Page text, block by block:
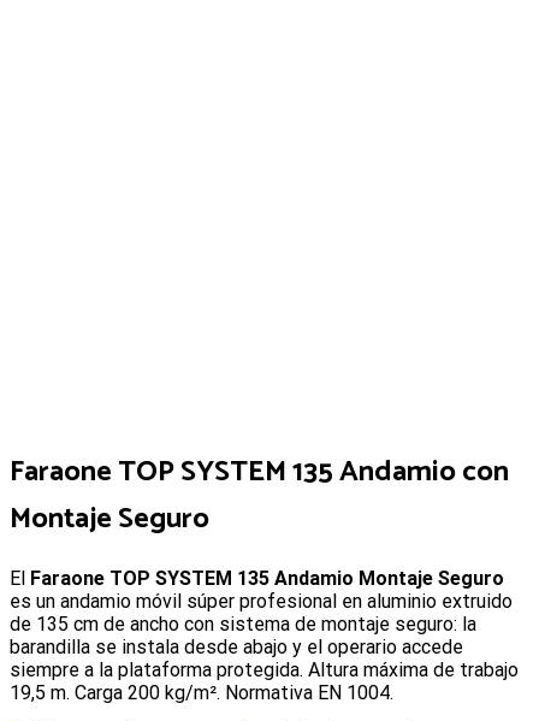
Faraone TOP SYSTEM 135 Andamio con
Montaje Seguro
El Faraone TOP SYSTEM 135 Andamio Montaje Seguro
es un andamio móvil súper profesional en aluminio extruido
de 135 cm de ancho con sistema de montaje seguro: la
barandilla se instala desde abajo y el operario accede
siempre a la plataforma protegida. Altura máxima de trabajo
19,5 m. Carga 200 kg/m². Normativa EN 1004.